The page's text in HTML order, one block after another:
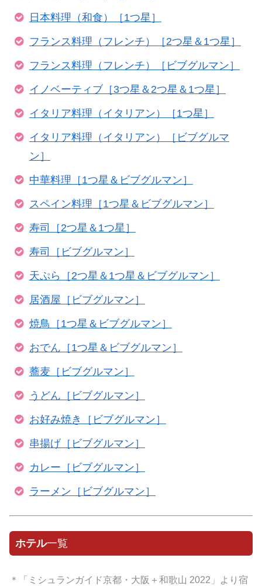
日本料理（和食）［1つ星］
フランス料理（フレンチ）［2つ星＆1つ星］
フランス料理（フレンチ）［ビブグルマン］
イノベーティブ［3つ星＆2つ星＆1つ星］
イタリア料理（イタリアン）［1つ星］
イタリア料理（イタリアン）［ビブグルマ
ン］
中華料理［1つ星＆ビブグルマン］
スペイン料理［1つ星＆ビブグルマン］
寿司［2つ星＆1つ星］
寿司［ビブグルマン］
天ぷら［2つ星＆1つ星＆ビブグルマン］
居酒屋［ビブグルマン］
焼鳥［1つ星＆ビブグルマン］
おでん［1つ星＆ビブグルマン］
蕎麦［ビブグルマン］
うどん［ビブグルマン］
お好み焼き［ビブグルマン］
串揚げ［ビブグルマン］
カレー［ビブグルマン］
ラーメン［ビブグルマン］
ホテル一覧
＊「ミシュランガイド京都・大阪＋和歌山 2022」より宿